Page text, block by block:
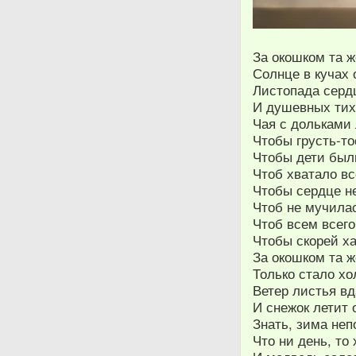
За окошком та
Солнце в кучах
Листопада
И душевных
Чая с
Чтобы грусть-
Чтобы дети
Чтоб хватало
Чтобы сердце
Чтоб не
Чтоб всем
Чтобы скорей
За окошком та
Только стало
Ветер листья
И снежок летит
Знать, зима
Что ни день, то